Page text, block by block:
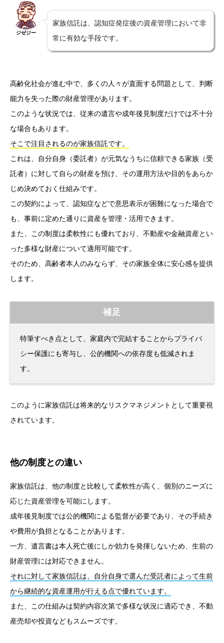
ジゼジー
家族信託は、認知症発症後の資産管理において非
常に有効な手段です。
高齢化社会が進む中で、多くの人々が直面する問題として、判断
能力を失った際の財産管理があります。
このような状況では、従来の遺言や成年後見制度だけでは不十分
な場合もあります。
そこで注目されるのが家族信託です。
これは、自分自身（委託者）が元気なうちに信頼できる家族（受
託者）に対して自らの財産を預け、その運用方法や目的をあらか
じめ決めておく仕組みです。
この契約によって、認知症などで意思表示が困難になった場合で
も、事前に定めた通りに資産を管理・活用できます。
また、この制度は柔軟性にも優れており、不動産や金融資産とい
った多様な財産について適用可能です。
そのため、高齢者本人のみならず、その家族全体に安心感を提供
します。
補足
特筆すべき点として、家庭内で完結することからプライバ
シー保護にも寄与し、公的機関への依存度も低減されま
す。
このように家族信託は将来的なリスクマネジメントとして重要視
されています。
他の制度との違い
家族信託は、他の制度と比較して柔軟性が高く、個別のニーズに
応じた資産管理を可能にします。
成年後見制度では公的機関による監督が必要であり、その手続き
や費用が負担となることがあります。
一方、遺言書は本人死亡後にしか効力を発揮しないため、生前の
財産管理には対応できません。
それに対して家族信託は、自分自身で選んだ受託者によって生前
から継続的な資産運用が行える点で優れています。
また、この仕組みは契約内容次第で多様な状況に適応でき、不動
産売却や投資などもスムーズです。